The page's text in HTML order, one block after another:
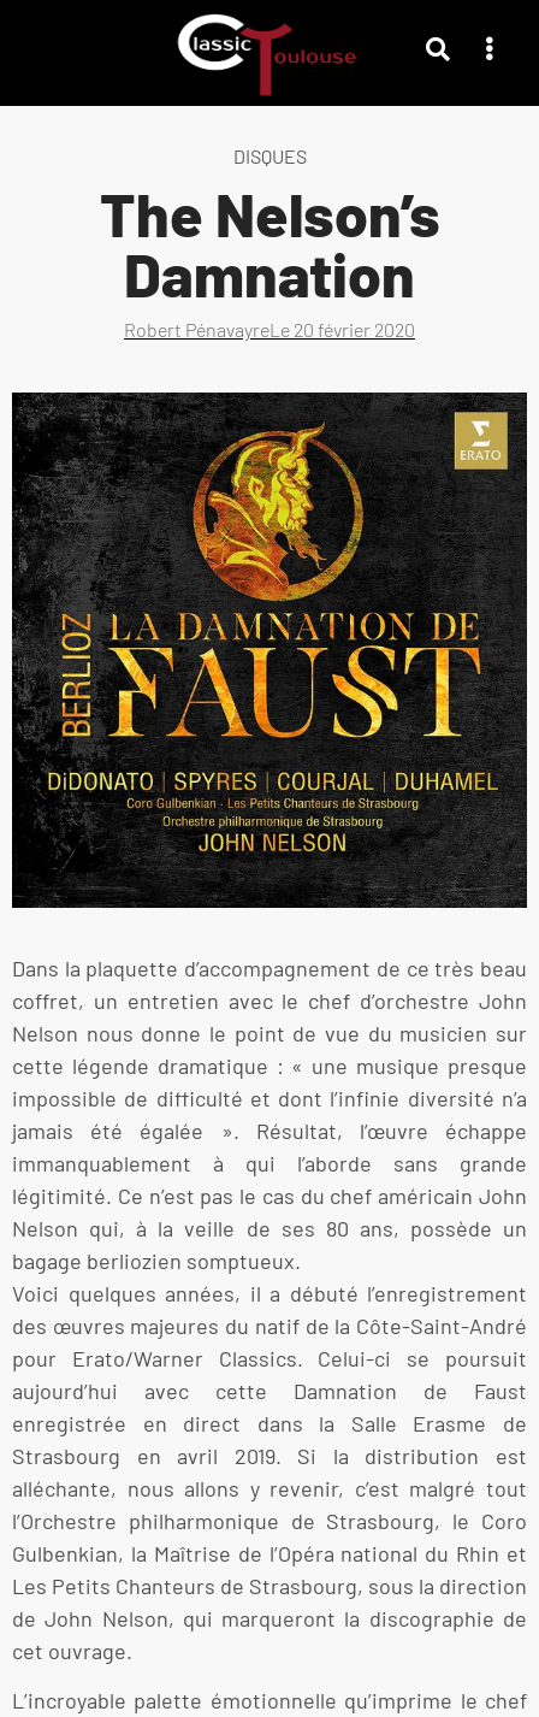
DISQUES
The Nelson’s
Damnation
Robert PénavayreLe 20 février 2020
Dans la plaquette d’accompagnement de ce très beau
coffret, un entretien avec le chef d’orchestre John
Nelson nous donne le point de vue du musicien sur
cette légende dramatique : « une musique presque
impossible de difficulté et dont l’infinie diversité n’a
jamais été égalée ». Résultat, l’œuvre échappe
immanquablement à qui l’aborde sans grande
légitimité. Ce n’est pas le cas du chef américain John
Nelson qui, à la veille de ses 80 ans, possède un
bagage berliozien somptueux.
Voici quelques années, il a débuté l’enregistrement
des œuvres majeures du natif de la Côte-Saint-André
pour Erato/Warner Classics. Celui-ci se poursuit
aujourd’hui avec cette Damnation de Faust
enregistrée en direct dans la Salle Erasme de
Strasbourg en avril 2019. Si la distribution est
alléchante, nous allons y revenir, c’est malgré tout
l’Orchestre philharmonique de Strasbourg, le Coro
Gulbenkian, la Maîtrise de l’Opéra national du Rhin et
Les Petits Chanteurs de Strasbourg, sous la direction
de John Nelson, qui marqueront la discographie de
cet ouvrage.
L’incroyable palette émotionnelle qu’imprime le chef